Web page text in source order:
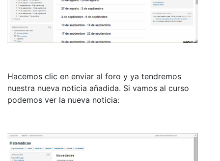
Hacemos clic en enviar al foro y ya tendremos
nuestra nueva noticia añadida. Si vamos al curso
podemos ver la nueva noticia: